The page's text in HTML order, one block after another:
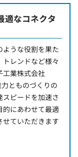
適なコネクタ
ような役割を果た
トレンドなど様々
工業株式会社
とものづくりの
スピードを加速さ
的にあわせて最適
せていただきます